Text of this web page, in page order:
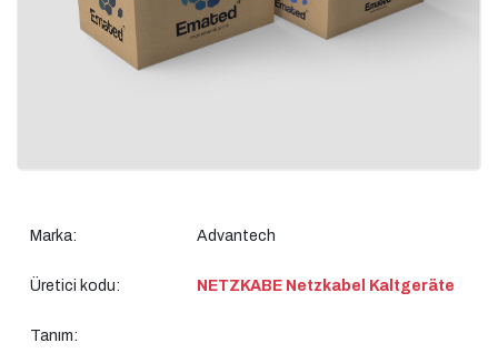
Marka: Advantech
Üretici kodu: NETZKABE Netzkabel Kaltgeräte
Tanım: